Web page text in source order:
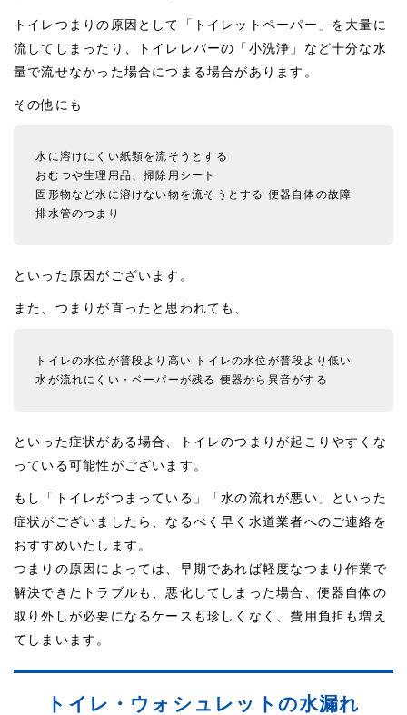
トイレつまりの原因として「トイレットペーパー」を大量に
流してしまったり、トイレレバーの「小洗浄」など十分な水
量で流せなかった場合につまる場合があります。
その他にも
水に溶けにくい紙類を流そうとする
おむつや生理用品、掃除用シート
固形物など水に溶けない物を流そうとする 便器自体の故障
排水管のつまり
といった原因がございます。
また、つまりが直ったと思われても、
トイレの水位が普段より高い
トイレの水位が普段より低い
水が流れにくい・ペーパーが残る 便器から異音がする
といった症状がある場合、トイレのつまりが起こりやすくな
っている可能性がございます。
もし「トイレがつまっている」「水の流れが悪い」といった
症状がございましたら、なるべく早く水道業者へのご連絡を
おすすめいたします。
つまりの原因によっては、早期であれば軽度なつまり作業で
解決できたトラブルも、悪化してしまった場合、便器自体の
取り外しが必要になるケースも珍しくなく、費用負担も増え
てしまいます。
トイレ・ウォシュレットの水漏れ